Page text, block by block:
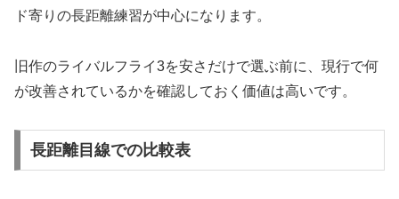
ド寄りの長距離練習が中心になります。
旧作のライバルフライ3を安さだけで選ぶ前に、現行で何
が改善されているかを確認しておく価値は高いです。
長距離目線での比較表